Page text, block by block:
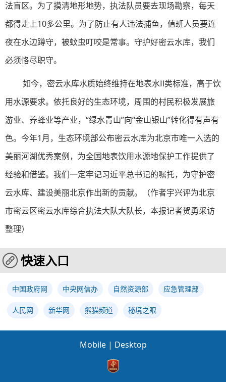
法盲区。为了摸清地形地势，执法队员要去现场勘察，每天
都得走上10多公里。为了防止有人违法捕鱼，值班人员要连
夜在水边蹲守，被蚊虫叮咬是常事。守护好密云水库，我们
必须恪尽职守。
如今，密云水库水质始终维持在地表水Ⅱ类标准，高于饮
用水源要求。依托良好的生态环境，周围的村民积极发展旅
游业、养蜂业等产业，“绿水青山”向“金山银山”转化得有声有
色。今年1月，生态环境部公布密云水库为北京市唯一入选的
美丽河湖优秀案例，为全国地表饮用水源地保护工作提供了
经验和借鉴。我们一定牢记习近平总书记的嘱托，为守护密
云水库、建设美丽北京作出新的贡献。
（作者宇兴评为北京
市密云区密云水库综合执法大队大队长，本报记者贺勇采访
整理）
快速入口
中国政府网 中央网信办 自然资源部 应急管理部
人民网 新华网 熊猫频道 秘境之眼
Mobile | Desktop